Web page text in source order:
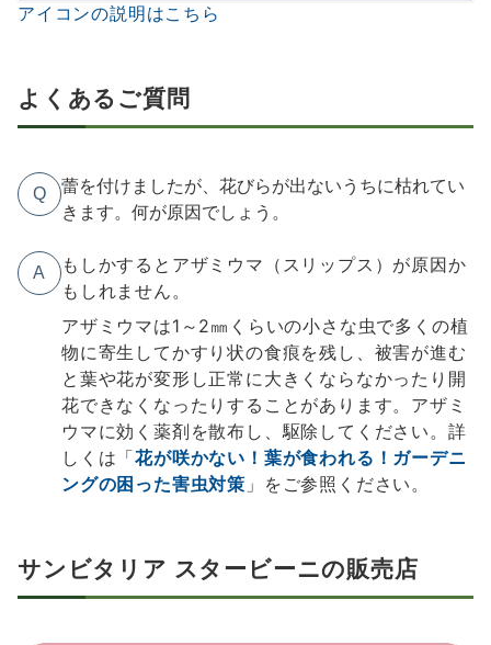
アイコンの説明はこちら
よくあるご質問
Q
蕾を付けましたが、花びらが出ないうちに枯れてい
きます。何が原因でしょう。
A
もしかするとアザミウマ（スリップス）が原因か
もしれません。
アザミウマは1～2㎜くらいの小さな虫で多くの植
物に寄生してかすり状の食痕を残し、被害が進む
と葉や花が変形し正常に大きくならなかったり開
花できなくなったりすることがあります。アザミ
ウマに効く薬剤を散布し、駆除してください。詳
しくは「花が咲かない！葉が食われる！ガーデニ
ングの困った害虫対策 」をご参照ください。
サンビタリア スタービーニの販売店